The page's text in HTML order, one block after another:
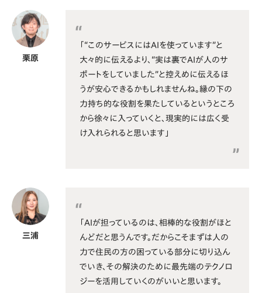
栗原
「“このサービスにはAIを使っています”と
大々的に伝えるより、“実は裏でAIが人のサ
ポートをしていました”と控えめに伝えるほ
うが安心できるかもしれませんね。縁の下の
力持ち的な役割を果たしているというところ
から徐々に入っていくと、現実的には広く受
け入れられると思います」
三浦
「AIが担っているのは、相棒的な役割がほと
んどだと思うんです。だからこそまずは人の
力で住民の方の困っている部分に切り込ん
でいき、その解決のために最先端のテクノロ
ジーを活用していくのがいいと思います。